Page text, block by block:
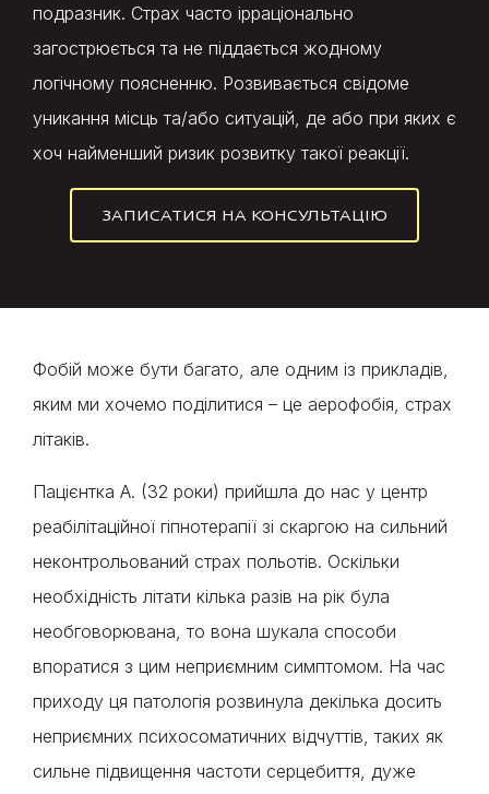
подразник. Страх часто ірраціонально
загострюється та не піддається жодному
логічному поясненню. Розвивається свідоме
уникання місць та/або ситуацій, де або при яких є
хоч найменший ризик розвитку такої реакції.
ЗАПИСАТИСЯ НА КОНСУЛЬТАЦІЮ
Фобій може бути багато, але одним із прикладів,
яким ми хочемо поділитися – це аерофобія, страх
літаків.
Пацієнтка А. (32 роки) прийшла до нас у центр
реабілітаційної гіпнотерапії зі скаргою на сильний
неконтрольований страх польотів. Оскільки
необхідність літати кілька разів на рік була
необговорювана, то вона шукала способи
впоратися з цим неприємним симптомом. На час
приходу ця патологія розвинула декілька досить
неприємних психосоматичних відчуттів, таких як
сильне підвищення частоти серцебиття, дуже